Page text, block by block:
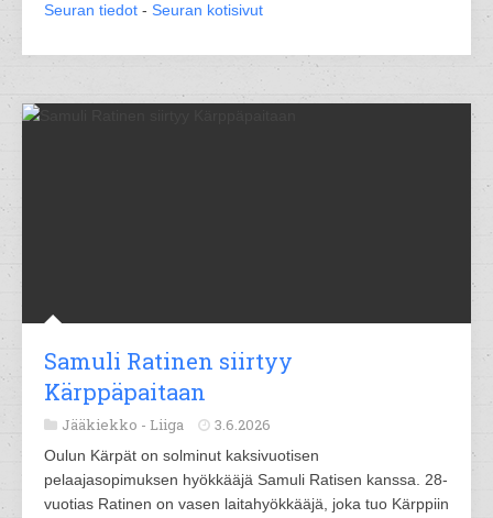
Seuran tiedot - Seuran kotisivut
Samuli Ratinen siirtyy
Kärppäpaitaan
Jääkiekko - Liiga 3.6.2026
Oulun Kärpät on solminut kaksivuotisen
pelaajasopimuksen hyökkääjä Samuli Ratisen kanssa. 28-
vuotias Ratinen on vasen laitahyökkääjä, joka tuo Kärppiin